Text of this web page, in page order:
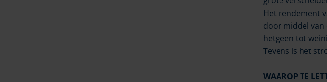
Het rendement
door middel van
hetgeen tot
Tevens is het
WAAROP TE